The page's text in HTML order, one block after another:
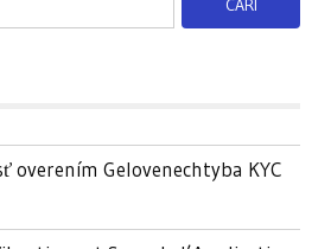
overením Gelovenechtyba KYC